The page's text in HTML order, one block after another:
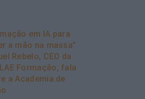
em IA para
a mão na massa”
Rebelo, CEO da
Formação, fala
a Academia de